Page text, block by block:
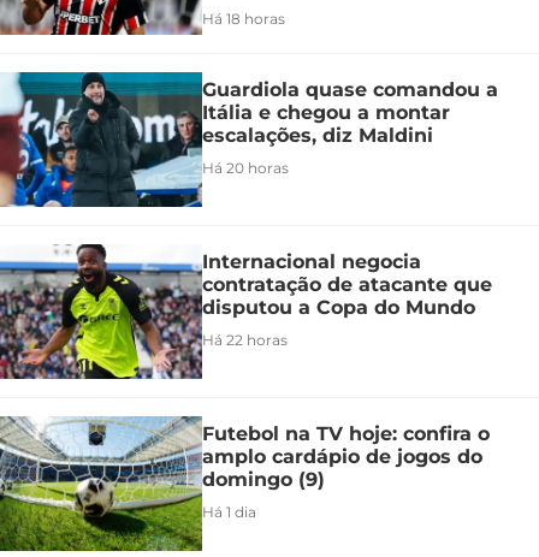
Há 18 horas
Guardiola quase comandou a
Itália e chegou a montar
escalações, diz Maldini
Há 20 horas
Internacional negocia
contratação de atacante que
disputou a Copa do Mundo
Há 22 horas
Futebol na TV hoje: confira o
amplo cardápio de jogos do
domingo (9)
Há 1 dia